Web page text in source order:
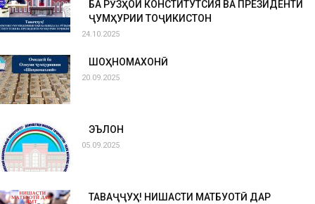
БА РӮЗҲОИ КОНСТИТУТСИЯ ВА ПРЕЗИДЕНТИ
ҶУМҲУРИИ ТОҶИКИСТОН
24.10.2025
ШОҲНОМАХОНӢ
20.09.2025
ЭЪЛОН
05.09.2025
ТАВАҶҶУҲ! НИШАСТИ МАТБУОТӢ ДАР